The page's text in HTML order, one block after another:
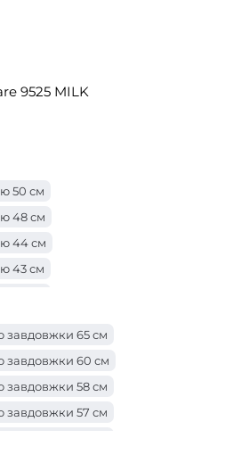
9525 MILK
50 см
48 см
44 см
43 см
39 см
38 см
37 см
36 см
35 см
завдовжки 65 см
завдовжки 60 см
завдовжки 58 см
завдовжки 57 см